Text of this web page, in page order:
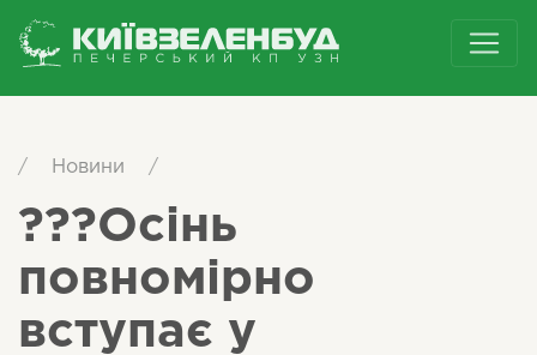
/ Новини /
???Осінь
повномірно
вступає у